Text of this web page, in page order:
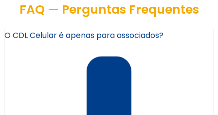
FAQ — Perguntas Frequentes
O CDL Celular é apenas para associados?